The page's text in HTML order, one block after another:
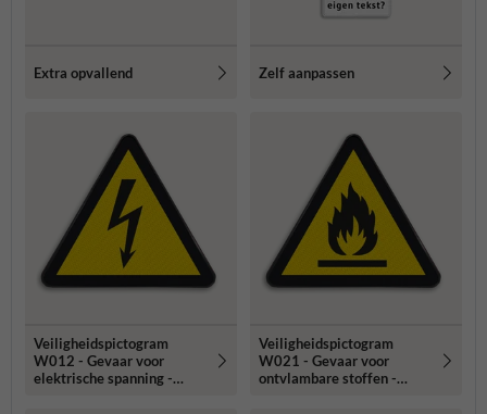
Extra opvallend Zelf aanpassen
Veiligheidspictogram
W012 - Gevaar voor
elektrische spanning -
Veiligheidspictogram
W021 - Gevaar voor
ontvlambare stoffen -